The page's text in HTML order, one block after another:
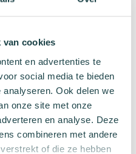
van cookies
en advertenties te
social media te bieden
Ook delen we
onze site met onze
en analyse. Deze
combineren met andere
of die ze hebben